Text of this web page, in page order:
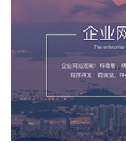
设计师感到头疼，用户也是一